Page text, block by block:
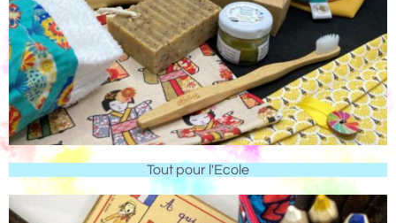
Tout pour l'Ecole